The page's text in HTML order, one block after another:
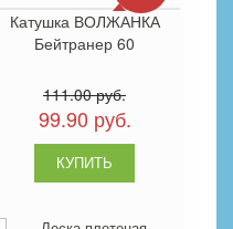
Катушка ВОЛЖАНКА
Бейтранер 60
111.00 руб.
99.90 руб.